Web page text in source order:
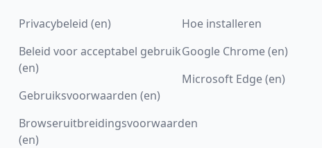
Privacybeleid (en)
Beleid voor acceptabel gebruik
(en)
Gebruiksvoorwaarden (en)
Browseruitbreidingsvoorwaarden
(en)
Hoe installeren
Google Chrome (en)
Microsoft Edge (en)